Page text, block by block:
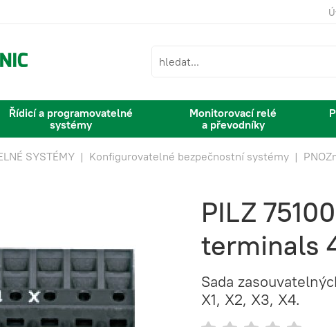
Řídicí a programovatelné
systémy
Monitorovací relé
a převodníky
SYSTÉMY | Konfigurovatelné bezpečnostní systémy |
PILZ
terminals
Sada
X1, X2, X3, X4.